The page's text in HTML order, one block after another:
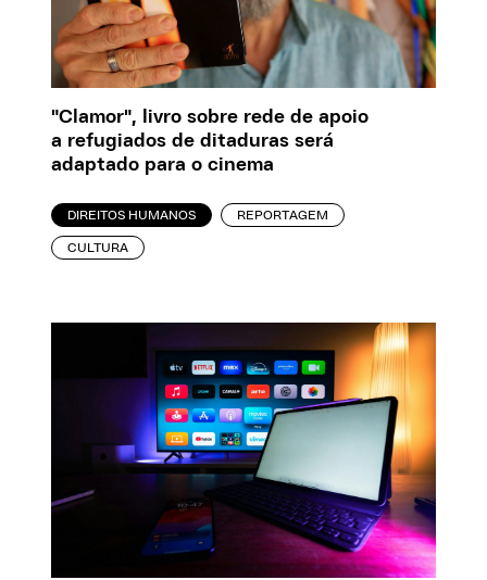
"Clamor", livro sobre rede de apoio
a refugiados de ditaduras será
adaptado para o cinema
DIREITOS HUMANOS REPORTAGEM
CULTURA